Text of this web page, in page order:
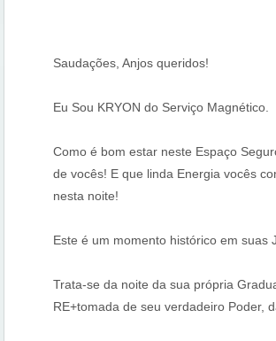
Saudações, Anjos queridos!
Eu Sou KRYON do Serviço Magnético.
Como é bom estar neste Espaço
de vocês! E que linda Energia vocês
nesta noite!
Este é um momento histórico em suas
Trata-se da noite da sua própria
RE+tomada de seu verdadeiro Poder,